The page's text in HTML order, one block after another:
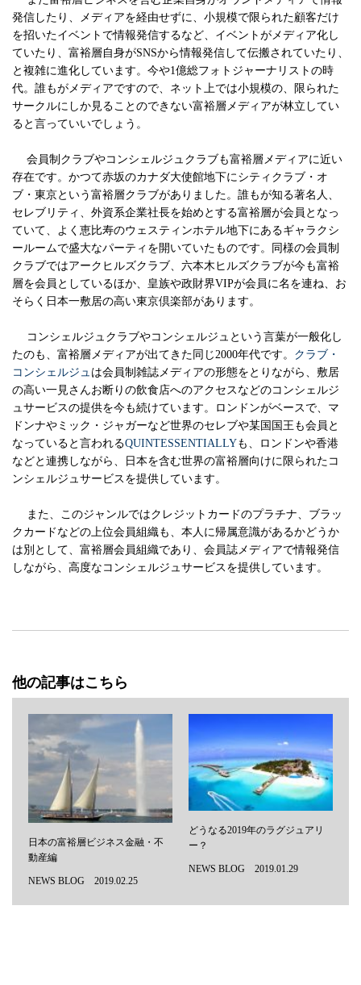
発信したり、メディアを経由せずに、小規模で限られた顧客だけ
を招いたイベントで情報発信するなど、イベントがメディア化し
ていたり、富裕層自身がSNSから情報発信して伝搬されていたり、
と複雑に進化しています。今や1億総フォトジャーナリストの時
代。誰もがメディアですので、ネット上では小規模の、限られた
サークルにしか見ることのできない富裕層メディアが林立してい
ると言っていいでしょう。
会員制クラブやコンシェルジュクラブも富裕層メディアに近い
存在です。かつて赤坂のカナダ大使館地下にシティクラブ・オ
ブ・東京という富裕層クラブがありました。誰もが知る著名人、
セレブリティ、外資系企業社長を始めとする富裕層が会員となっ
ていて、よく恵比寿のウェスティンホテル地下にあるギャラクシ
ールームで盛大なパーティを開いていたものです。同様の会員制
クラブではアークヒルズクラブ、六本木ヒルズクラブが今も富裕
層を会員としているほか、皇族や政財界VIPが会員に名を連ね、お
そらく日本一敷居の高い東京倶楽部があります。
コンシェルジュクラブやコンシェルジュという言葉が一般化し
たのも、富裕層メディアが出てきた同じ2000年代です。 クラブ・
コンシェルジュ は会員制雑誌メディアの形態をとりながら、敷居
の高い一見さんお断りの飲食店へのアクセスなどのコンシェルジ
ュサービスの提供を今も続けています。ロンドンがベースで、マ
ドンナやミック・ジャガーなど世界のセレブや某国国王も会員と
なっていると言われるQUINTESSENTIALLYも、ロンドンや香港
などと連携しながら、日本を含む世界の富裕層向けに限られたコ
ンシェルジュサービスを提供しています。
また、このジャンルではクレジットカードのプラチナ、ブラッ
クカードなどの上位会員組織も、本人に帰属意識があるかどうか
は別として、富裕層会員組織であり、会員誌メディアで情報発信
しながら、高度なコンシェルジュサービスを提供しています。
他の記事はこちら
日本の富裕層ビジネス金融・不
動産編
NEWS BLOG 2019.02.25
どうなる2019年のラグジュアリ
ー？
NEWS BLOG 2019.01.29